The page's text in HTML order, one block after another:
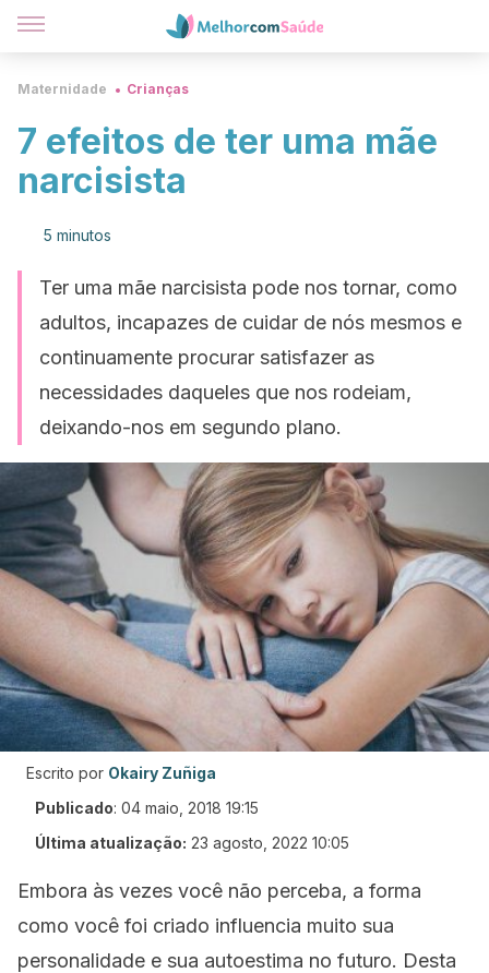
Maternidade Crianças
7 efeitos de ter uma mãe
narcisista
5 minutos
Ter uma mãe narcisista pode nos tornar, como
adultos, incapazes de cuidar de nós mesmos e
continuamente procurar satisfazer as
necessidades daqueles que nos rodeiam,
deixando-nos em segundo plano.
Escrito por Okairy Zuñiga
Publicado: 04 maio, 2018 19:15
Última atualização: 23 agosto, 2022 10:05
Embora às vezes você não perceba, a forma
como você foi criado influencia muito sua
personalidade e sua autoestima no futuro. Desta